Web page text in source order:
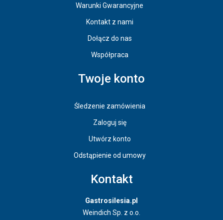
Warunki Gwarancyjne
Kontakt z nami
Dołącz do nas
Współpraca
Twoje konto
Śledzenie zamówienia
Zaloguj się
Utwórz konto
Odstąpienie od umowy
Kontakt
Gastrosilesia.pl
Weindich Sp. z o.o.